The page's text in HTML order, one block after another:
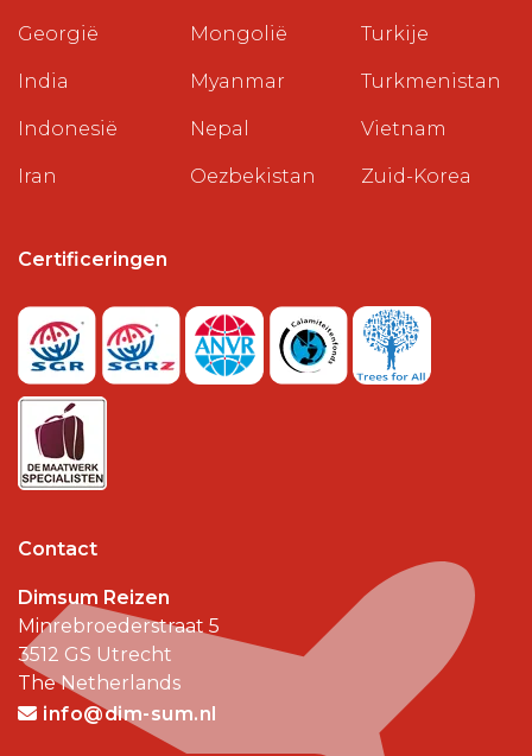
Georgië
India
Indonesië
Iran
Mongolië
Myanmar
Nepal
Oezbekistan
Turkije
Turkmenistan
Vietnam
Zuid-Korea
Certificeringen
Contact
Dimsum Reizen
Minrebroederstraat 5
3512 GS Utrecht
The Netherlands
info@dim-sum.nl